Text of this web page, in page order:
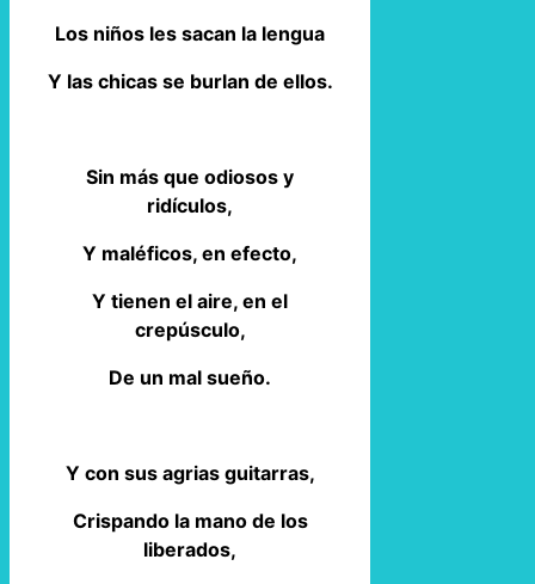
Los niños les sacan la lengua
Y las chicas se burlan de ellos.
Sin más que odiosos y
ridículos,
Y maléficos, en efecto,
Y tienen el aire, en el
crepúsculo,
De un mal sueño.
Y con sus agrias guitarras,
Crispando la mano de los
liberados,